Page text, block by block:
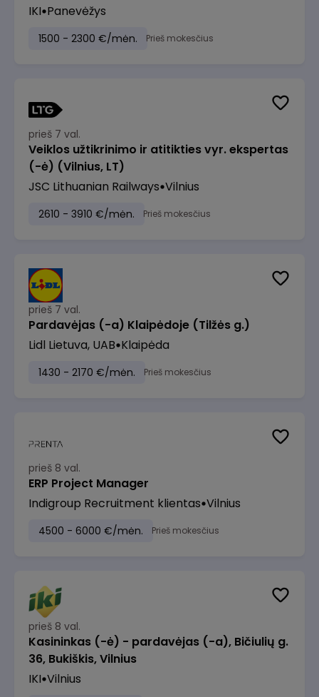
IKI Panevėžys
1500 - 2300 €/mėn. Prieš mokesčius
prieš 7 val.
Veiklos užtikrinimo ir atitikties vyr. ekspertas
(-ė) (Vilnius, LT)
JSC Lithuanian Railways Vilnius
2610 - 3910 €/mėn. Prieš mokesčius
prieš 7 val.
Pardavėjas (-a) Klaipėdoje (Tilžės g.)
Lidl Lietuva, UAB Klaipėda
1430 - 2170 €/mėn. Prieš mokesčius
prieš 8 val.
ERP Project Manager
Indigroup Recruitment klientas Vilnius
4500 - 6000 €/mėn. Prieš mokesčius
prieš 8 val.
Kasininkas (-ė) - pardavėjas (-a), Bičiulių g.
36, Bukiškis, Vilnius
IKI Vilnius